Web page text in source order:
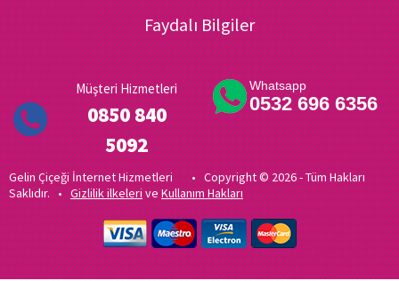
Faydalı Bilgiler
Müşteri Hizmetleri
0850 840
5092
Whatsapp
0532 696 6356
Gelin Çiçeği İnternet Hizmetleri • Copyright © 2026 - Tüm Hakları
Saklıdır. •Gizlilik ilkeleriveKullanım Hakları